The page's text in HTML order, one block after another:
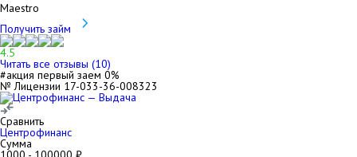
Maestro
Получить займ
4.5
Читать все отзывы (10)
#акция первый заем 0%
№ Лицензии 17-033-36-008323
Сравнить
Центрофинанс
Сумма